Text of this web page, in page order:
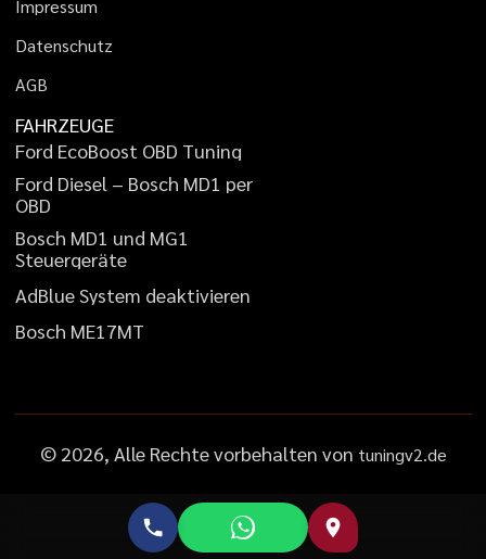
Impressum
Datenschutz
AGB
FAHRZEUGE
Ford EcoBoost OBD Tuning
Ford Diesel – Bosch MD1 per
OBD
Bosch MD1 und MG1
Steuergeräte
AdBlueSystem deaktivieren
Bosch ME17MT
© 2026, Alle Rechte vorbehalten von tuningv2.de